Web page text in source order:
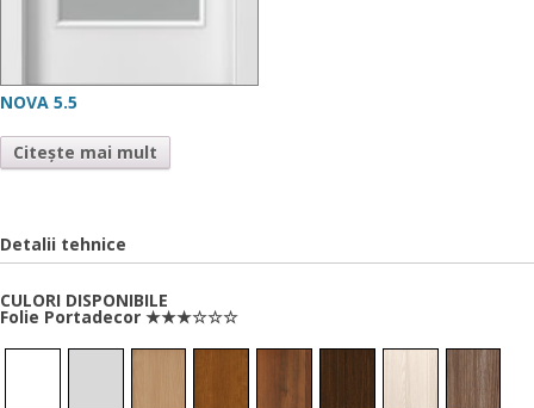
NOVA 5.5
Citește mai mult
Detalii tehnice
CULORI DISPONIBILE
Folie Portadecor ★★★☆☆☆